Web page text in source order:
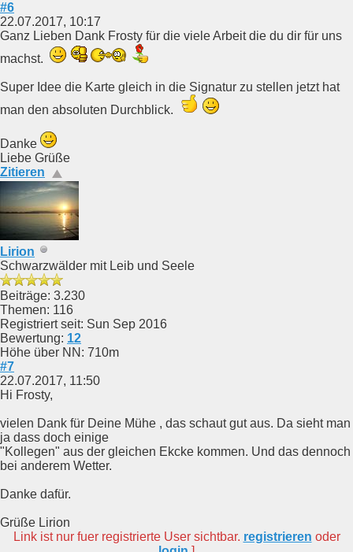
#6
22.07.2017, 10:17
Ganz Lieben Dank Frosty für die viele Arbeit die du dir für uns
machst.
Super Idee die Karte gleich in die Signatur zu stellen jetzt hat
man den absoluten Durchblick.
Danke
Liebe Grüße
Zitieren
Lirion
Schwarzwälder mit Leib und Seele
Beiträge: 3.230
Themen: 116
Registriert seit: Sun Sep 2016
Bewertung: 12
Höhe über NN: 710m
#7
22.07.2017, 11:50
Hi Frosty,
vielen Dank für Deine Mühe , das schaut gut aus. Da sieht man
ja dass doch einige
"Kollegen" aus der gleichen Ekcke kommen. Und das dennoch
bei anderem Wetter.
Danke dafür.
Grüße Lirion
Link ist nur fuer registrierte User sichtbar. registrieren oder